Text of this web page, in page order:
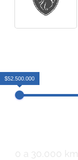
$52.500.000
0 a 30.000 km